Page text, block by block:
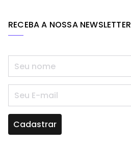
RECEBA A NOSSA NEWSLETTER